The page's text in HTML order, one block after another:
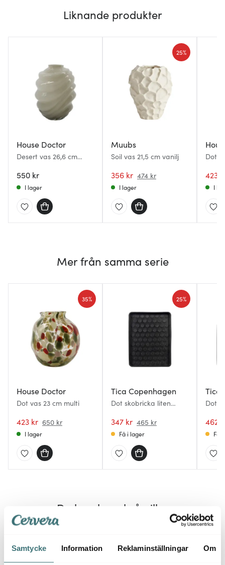
Samtycke Information Reklaminställningar Om
Liknande produkter
House Doctor
Desert vas 26,6 cm
550 kr
I lager
Muubs
Soil vas 21,5 cm vanilj
356 kr 474 kr
25%
I lager
Dot
423
I
Mer från samma serie
House Doctor
Dot vas 23 cm multi
423 kr 650 kr
35%
I lager
Tica Copenhagen
Dot skobricka liten
347 kr 465 kr
25%
Få i lager
Tica
Dot
462
Få
Du kanske också gillar
25% 40%